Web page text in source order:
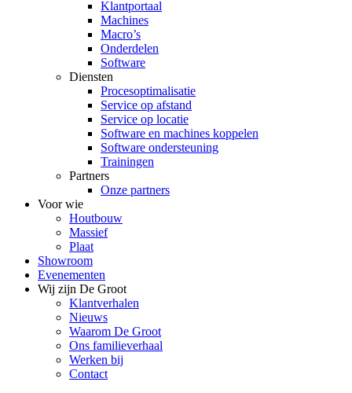
Klantportaal
Machines
Macro’s
Onderdelen
Software
Diensten
Procesoptimalisatie
Service op afstand
Service op locatie
Software en machines koppelen
Software ondersteuning
Trainingen
Partners
Onze partners
Voor wie
Houtbouw
Massief
Plaat
Showroom
Evenementen
Wij zijn De Groot
Klantverhalen
Nieuws
Waarom De Groot
Ons familieverhaal
Werken bij
Contact